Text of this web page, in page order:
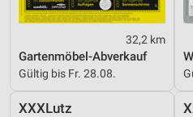
32,2 km
Gartenmöbel-Abverkauf
Gültig bis Fr. 28.08.
XXXLutz